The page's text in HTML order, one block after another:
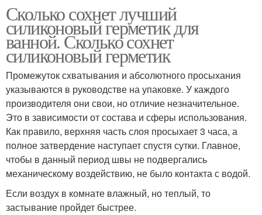
Сколько сохнет лучший
силиконовый герметик для
ванной. Сколько сохнет
силиконовый герметик
Промежуток схватывания и абсолютного просыхания
указываются в руководстве на упаковке. У каждого
производителя они свои, но отличие незначительное.
Это в зависимости от состава и сферы использования.
Как правило, верхняя часть слоя просыхает 3 часа, а
полное затвердение наступает спустя сутки. Главное,
чтобы в данный период швы не подвергались
механическому воздействию, не было контакта с водой.
Если воздух в комнате влажный, но теплый, то
застывание пройдет быстрее.